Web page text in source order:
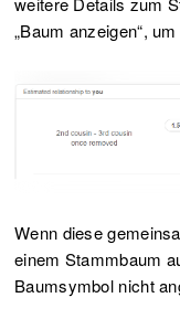
„Baum anzeigen“,
Wenn diese
einem Stammbaum
Baumsymbol nicht